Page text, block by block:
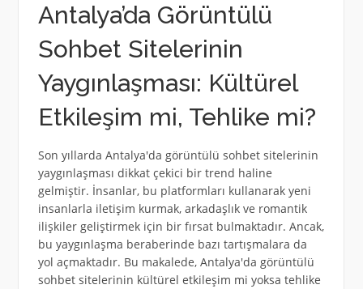
Antalya’da Görüntülü
Sohbet Sitelerinin
Yaygınlaşması: Kültürel
Etkileşim mi, Tehlike mi?
Son yıllarda Antalya'da görüntülü sohbet sitelerinin
yaygınlaşması dikkat çekici bir trend haline
gelmiştir. İnsanlar, bu platformları kullanarak yeni
insanlarla iletişim kurmak, arkadaşlık ve romantik
ilişkiler geliştirmek için bir fırsat bulmaktadır. Ancak,
bu yaygınlaşma beraberinde bazı tartışmalara da
yol açmaktadır. Bu makalede, Antalya'da görüntülü
sohbet sitelerinin kültürel etkileşim mi yoksa tehlike